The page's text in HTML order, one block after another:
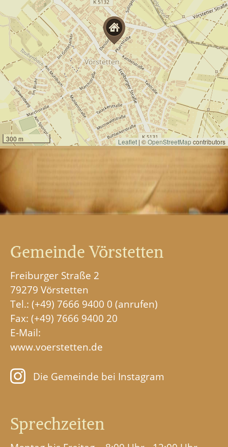
Gemeinde Vörstetten
Freiburger Straße 2
79279 Vörstetten
Tel.: (+49) 7666 9400 0
Fax: (+49) 7666 9400 20
E-Mail:
www.voerstetten.de
Die Gemeinde bei Instagram
Sprechzeiten